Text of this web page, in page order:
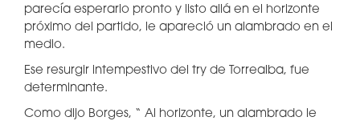
parecía esperarlo pronto y listo allá en el horizonte
próximo del partido, le apareció un alambrado en el
medio.
Ese resurgir intempestivo del try de Torrealba, fue
determinante.
Como dijo Borges, “ Al horizonte, un alambrado le